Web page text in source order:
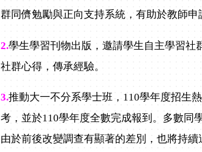
群同儕勉勵與正向支持系統，有助於教師申
2.學生學習刊物出版，邀請學生自主學習社
社群心得，傳承經驗。
3.推動大一不分系學士班，110學年度招生
考，並於110學年度全數完成報到。 多數同
由於前後改變調查有顯著的差別，也將持續